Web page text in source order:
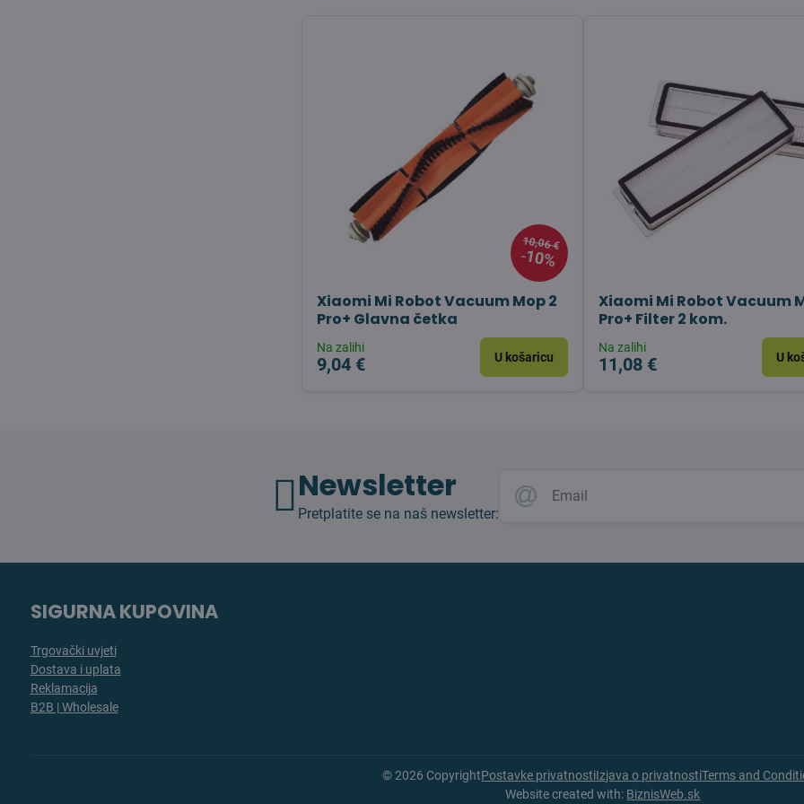
10,06 €
10%
Xiaomi Mi Robot Vacuum Mop 2
Pro+ Glavna četka
Na zalihi
9,04 € U košaricu
Xiaomi Mi Robot Vacuum
Pro+ Filter 2 kom.
Na zalihi
11,08 € U
Newsletter
Pretplatite se na naš newsletter:
SIGURNA KUPOVINA
Trgovački uvjeti
Dostava i uplata
Reklamacija
B2B | Wholesale
©2026 CopyrightPostavke privatnostiIzjava o privatnostiTerms and
Website created with: BiznisWeb.sk